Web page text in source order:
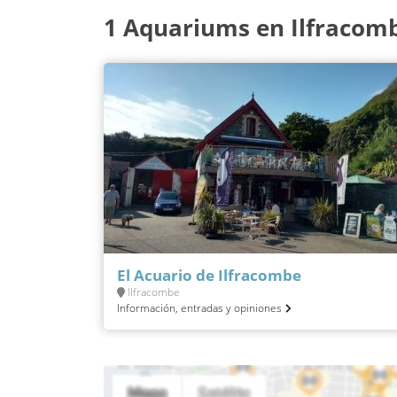
1 Aquariums en
El Acuario de Ilfracombe
Ilfracombe
Información, entradas y opiniones